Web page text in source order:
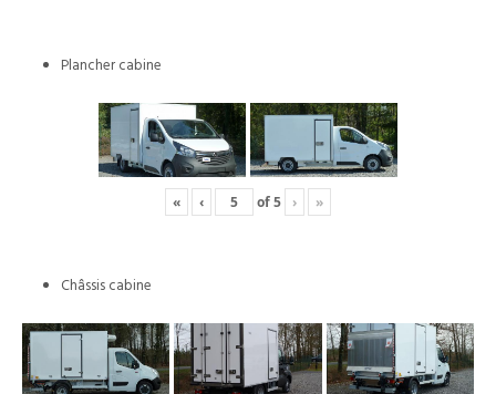
Plancher cabine
« ‹ of5 › »
Châssis cabine